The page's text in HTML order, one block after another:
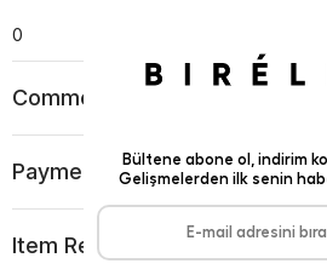
0
Comments
Payment Options
Item Recommendations